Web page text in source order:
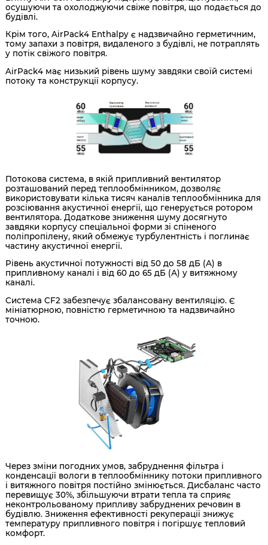
осушуючи та охолоджуючи свіже повітря, що подається до
будівлі.
Крім того, AirPack4 Enthalpy є надзвичайно герметичним,
тому запахи з повітря, видаленого з будівлі, не потраплять
у потік свіжого повітря.
AirPack4 має низький рівень шуму завдяки своїй системі
потоку та конструкції корпусу.
Потокова система, в якій припливний вентилятор
розташований перед теплообмінником, дозволяє
використовувати кілька тисяч каналів теплообмінника для
розсіювання акустичної енергії, що генерується ротором
вентилятора. Додаткове зниження шуму досягнуто
завдяки корпусу спеціальної форми зі спіненого
поліпропілену, який обмежує турбулентність і поглинає
частину акустичної енергії.
Рівень акустичної потужності від 50 до 58 дБ (А) в
припливному каналі і від 60 до 65 дБ (А) у витяжному
каналі.
Система CF2 забезпечує збалансовану вентиляцію. Є
мініатюрною, повністю герметичною та надзвичайно
точною.
Через зміни погодних умов, забруднення фільтра і
конденсації вологи в теплообміннику потоки припливного
і витяжного повітря постійно змінюється. Дисбаланс часто
перевищує 30%, збільшуючи втрати тепла та сприяє
неконтрольованому припливу забруднених речовин в
будівлю. Зниження ефективності рекуперації знижує
температуру припливного повітря і погіршує тепловий
комфорт.